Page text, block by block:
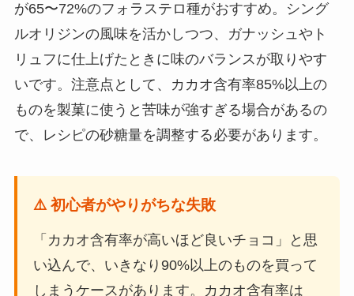
が65〜72%のフォラステロ種がおすすめ。シング
ルオリジンの風味を活かしつつ、ガナッシュやト
リュフに仕上げたときに味のバランスが取りやす
いです。注意点として、カカオ含有率85%以上の
ものを製菓に使うと苦味が強すぎる場合があるの
で、レシピの砂糖量を調整する必要があります。
⚠️ 初心者がやりがちな失敗
「カカオ含有率が高いほど良いチョコ」と思
い込んで、いきなり90%以上のものを買って
しまうケースがあります。カカオ含有率は